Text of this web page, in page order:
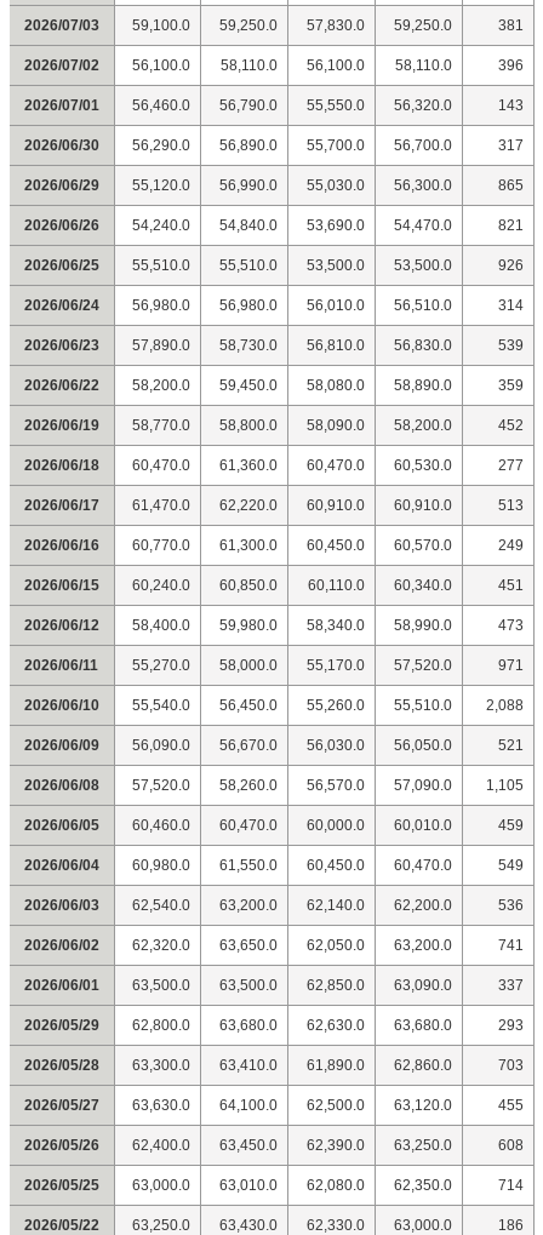
2026/07/03 59,100.0 59,250.0 57,830.0 59,250.0 381
2026/07/02 56,100.0 58,110.0 56,100.0 58,110.0 396
2026/07/01 56,460.0 56,790.0 55,550.0 56,320.0 143
2026/06/30 56,290.0 56,890.0 55,700.0 56,700.0 317
2026/06/29 55,120.0 56,990.0 55,030.0 56,300.0 865
2026/06/26 54,240.0 54,840.0 53,690.0 54,470.0 821
2026/06/25 55,510.0 55,510.0 53,500.0 53,500.0 926
2026/06/24 56,980.0 56,980.0 56,010.0 56,510.0 314
2026/06/23 57,890.0 58,730.0 56,810.0 56,830.0 539
2026/06/22 58,200.0 59,450.0 58,080.0 58,890.0 359
2026/06/19 58,770.0 58,800.0 58,090.0 58,200.0 452
2026/06/18 60,470.0 61,360.0 60,470.0 60,530.0 277
2026/06/17 61,470.0 62,220.0 60,910.0 60,910.0 513
2026/06/16 60,770.0 61,300.0 60,450.0 60,570.0 249
2026/06/15 60,240.0 60,850.0 60,110.0 60,340.0 451
2026/06/12 58,400.0 59,980.0 58,340.0 58,990.0 473
2026/06/11 55,270.0 58,000.0 55,170.0 57,520.0 971
2026/06/10 55,540.0 56,450.0 55,260.0 55,510.0 2,088
2026/06/09 56,090.0 56,670.0 56,030.0 56,050.0 521
2026/06/08 57,520.0 58,260.0 56,570.0 57,090.0 1,105
2026/06/05 60,460.0 60,470.0 60,000.0 60,010.0 459
2026/06/04 60,980.0 61,550.0 60,450.0 60,470.0 549
2026/06/03 62,540.0 63,200.0 62,140.0 62,200.0 536
2026/06/02 62,320.0 63,650.0 62,050.0 63,200.0 741
2026/06/01 63,500.0 63,500.0 62,850.0 63,090.0 337
2026/05/29 62,800.0 63,680.0 62,630.0 63,680.0 293
2026/05/28 63,300.0 63,410.0 61,890.0 62,860.0 703
2026/05/27 63,630.0 64,100.0 62,500.0 63,120.0 455
2026/05/26 62,400.0 63,450.0 62,390.0 63,250.0 608
2026/05/25 63,000.0 63,010.0 62,080.0 62,350.0 714
2026/05/22 63,250.0 63,430.0 62,330.0 63,000.0 186